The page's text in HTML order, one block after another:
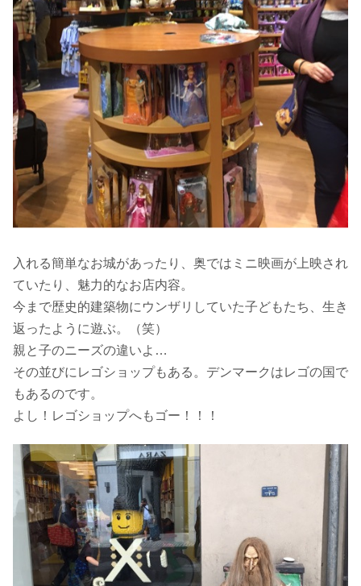
入れる簡単なお城があったり、奥ではミニ映画が上映され
ていたり、魅力的なお店内容。
今まで歴史的建築物にウンザリしていた子どもたち、生き
返ったように遊ぶ。（笑）
親と子のニーズの違いよ…
その並びにレゴショップもある。デンマークはレゴの国で
もあるのです。
よし！レゴショップへもゴー！！！